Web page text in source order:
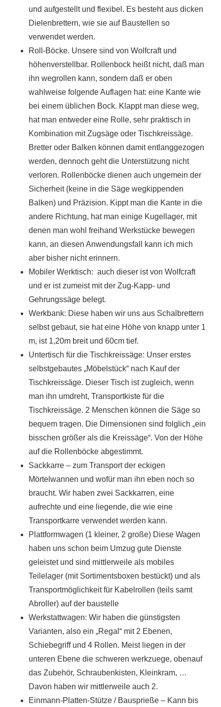
und aufgestellt und flexibel. Es besteht aus dicken
Dielenbrettern, wie sie auf Baustellen so
verwendet werden.
Roll-Böcke. Unsere sind von Wolfcraft und
höhenverstellbar. Rollenbock heißt nicht, daß man
ihn wegrollen kann, sondern daß er oben
wahlweise folgende Auflagen hat: eine Kante wie
bei einem üblichen Bock. Klappt man diese weg,
hat man entweder eine Rolle, sehr praktisch in
Kombination mit Zugsäge oder Tischkreissäge.
Bretter oder Balken können damit entlanggezogen
werden, dennoch geht die Unterstützung nicht
verloren. Rollenböcke dienen auch ungemein der
Sicherheit (keine in die Säge wegkippenden
Balken) und Präzision. Kippt man die Kante in die
andere Richtung, hat man einige Kugellager, mit
denen man wohl freihand Werkstücke bewegen
kann, an diesen Anwendungsfall kann ich mich
aber bisher nicht erinnern.
Mobiler Werktisch: auch dieser ist von Wolfcraft
und er ist zumeist mit der Zug-Kapp- und
Gehrungssäge belegt.
Werkbank: Diese haben wir uns aus Schalbrettern
selbst gebaut, sie hat eine Höhe von knapp unter 1
m, ist 1,20m breit und 60cm tief.
Untertisch für die Tischkreissäge: Unser erstes
selbstgebautes „Möbelstück“ nach Kauf der
Tischkreissäge. Dieser Tisch ist zugleich, wenn
man ihn umdreht, Transportkiste für die
Tischkreissäge. 2 Menschen können die Säge so
bequem tragen. Die Dimensionen sind folglich „ein
bisschen größer als die Kreissäge“. Von der Höhe
auf die Rollenböcke abgestimmt.
Sackkarre – zum Transport der eckigen
Mörtelwannen und wofür man ihn eben noch so
braucht. Wir haben zwei Sackkarren, eine
aufrechte und eine liegende, die wie eine
Transportkarre verwendet werden kann.
Plattformwagen (1 kleiner, 2 große) Diese Wagen
haben uns schon beim Umzug gute Dienste
geleistet und sind mittlerweile als mobiles
Teilelager (mit Sortimentsboxen bestückt) und als
Transportmöglichkeit für Kabelrollen (teils samt
Abroller) auf der baustelle
Werkstattwagen: Wir haben die günstigsten
Varianten, also ein „Regal“ mit 2 Ebenen,
Schiebegriff und 4 Rollen. Meist liegen in der
unteren Ebene die schweren werkzuege, obenauf
das Zubehör, Schraubenkisten, Kleinkram, …
Davon haben wir mittlerweile auch 2.
Einmann-Platten-Stütze / Bausprieße – Kann bis